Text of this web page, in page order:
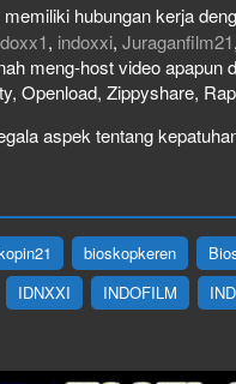
hubungan kerja
, indoxxi, Juraganfilm21,
meng-host video apapun
Openload, Zippyshare,
aspek tentang
bioskopkeren
IDNXXI INDOFILM